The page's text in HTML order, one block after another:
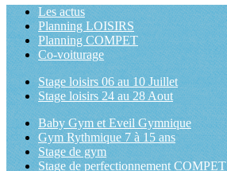
Les actus
Planning LOISIRS
Planning COMPET
Co-voiturage
Stage loisirs 06 au 10 Juillet
Stage loisirs 24 au 28 Aout
Baby Gym et Eveil Gymnique
Gym Rythmique 7 à 15 ans
Stage de gym
Stage de perfectionnement COMPET